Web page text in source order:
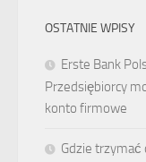
OSTATNIE WPISY
Erste Bank
Przedsiębiorcy
konto firmowe
Gdzie trzymać